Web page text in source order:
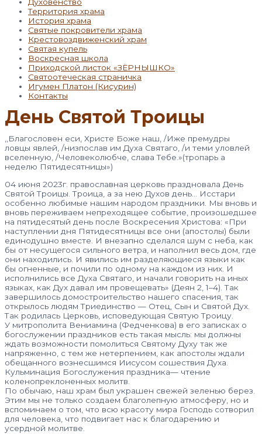
Территория храма
История храма
Святые покровители храма
Крестовоздвиженский храм
Святая купель
Воскресная школа
Приходской листок «ЗЁРНЫШКО»
Святоотеческая страничка
Игумен Платон (Кисурин)
Контакты
День Святой Троицы
,,Благословен еси, Христе Боже наш, /Иже премудры
ловцы явлей, /низпослав им Духа Святаго, /и теми уловлей
вселенную, /Человеколюбче, слава Тебе.»(тропарь а
неделю Пятидесятницы»)
04 июня 2023г. православная церковь праздновала День
Святой Троицы. Троица, а за нею Духов день… Исстари
особенно любимые нашим народом праздники. Мы вновь и
вновь переживаем непреходящее событие, произошедшее
на пятидесятый день после Воскресения Христова: «При
наступлении дня Пятидесятницы все они (апостолы) были
единодушно вместе. И внезапно сделался шум с неба, как
бы от несущегося сильного ветра, и наполнил весь дом, где
они находились. И явились им разделяющиеся языки как
бы огненные, и почили по одному на каждом из них. И
исполнились все Духа Святаго, и начали говорить на иных
языках, как Дух давал им провещевать» (Деян 2, 1–4). Так
завершилось домостроительство нашего спасения, так
открылось людям Триединство — Отец, Сын и Святой Дух.
Так родилась Церковь, исповедующая Святую Троицу.
У митрополита Вениамина (Федченкова) в его записках о
богослужении праздников есть такая мысль: мы должны
ждать возможности помолиться Святому Духу так же
напряженно, с тем же нетерпением, как апостолы ждали
обещанного вознесшимся Иисусом сошествия Духа.
Кульминация Богослужения праздника— чтение
коленопреклоненных молитв.
По обычаю, наш храм был украшен свежей зеленью берез.
Этим мы не только создаем благолепную атмосферу, но и
вспоминаем о том, что всю красоту мира Господь сотворил
для человека, что подвигает нас к благодарению и
усердной молитве.